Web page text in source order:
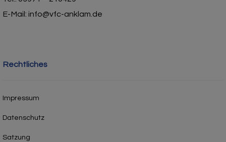
E-Mail: info@vfc-anklam.de
Rechtliches
Impressum
Datenschutz
Satzung